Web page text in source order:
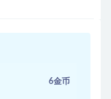
6金币